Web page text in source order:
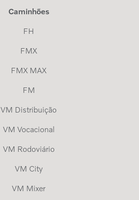
Caminhões
FH
FMX
FMX MAX
FM
VM Distribuição
VM Vocacional
VM Rodoviário
VM City
VM Mixer